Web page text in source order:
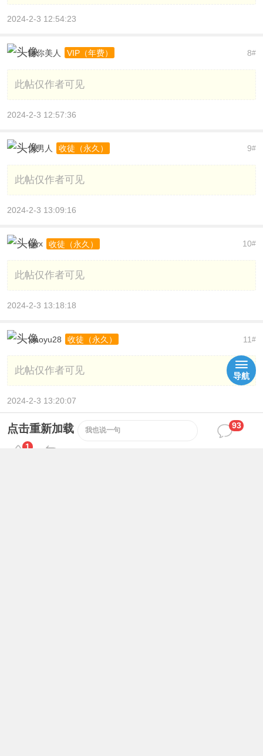
2024-2-3 12:54:23
8#
睡你美人 VIP（年费）
此帖仅作者可见
2024-2-3 12:57:36
9#
大男人 收徒（永久）
此帖仅作者可见
2024-2-3 13:09:16
10#
lgyx 收徒（永久）
此帖仅作者可见
2024-2-3 13:18:18
11#
xiaoyu28 收徒（永久）
此帖仅作者可见
2024-2-3 13:20:07
超级菜鸟 收徒（永久）
点击重新加载 我也说一句
93
1
导航